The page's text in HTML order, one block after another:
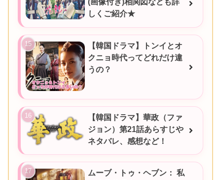
(画像付き)相関図なども詳
しくご紹介★
【韓国ドラマ】トンイとオ
クニョ時代ってどれだけ違
うの？
【韓国ドラマ】華政（ファ
ジョン）第21話あらすじや
ネタバレ、感想など！
ムーブ・トゥ・ヘブン： 私